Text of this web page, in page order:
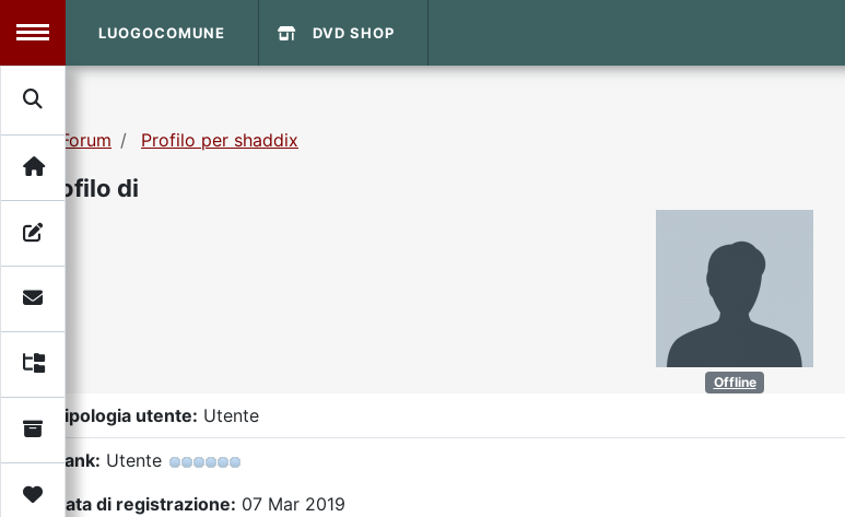
MENU
Search
Archivio
Video
Forum
Donazione
LUOGOCOMUNE DVD SHOP
Forum Profilo per shaddix
Profilo di
Offline
Tipologia utente: Utente
Rank: Utente
Data di registrazione: 07 Mar 2019